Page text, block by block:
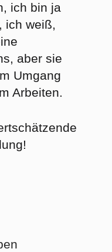
ich bin ja
ich weiß,
aber sie
Umgang
Arbeiten.